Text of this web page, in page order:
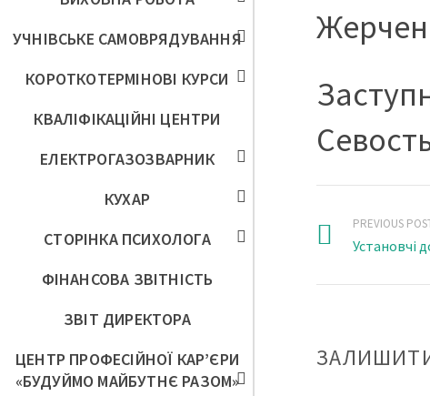
УЧНІВСЬКЕ САМОВРЯДУВАННЯ
КОРОТКОТЕРМІНОВІ КУРСИ
КВАЛІФІКАЦІЙНІ ЦЕНТРИ
ЕЛЕКТРОГАЗОЗВАРНИК
КУХАР
СТОРІНКА ПСИХОЛОГА
ФІНАНСОВА ЗВІТНІСТЬ
ЗВІТ ДИРЕКТОРА
ЦЕНТР ПРОФЕСІЙНОЇ КАР’ЄРИ
«БУДУЙМО МАЙБУТНЄ РАЗОМ»
PREVIOUS
Установчі